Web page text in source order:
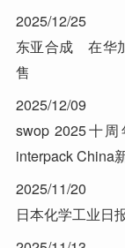
2025/12/25
东亚合成 在华
售
2025/12/09
swop 2025十
interpack China
2025/11/20
日本化学工业日